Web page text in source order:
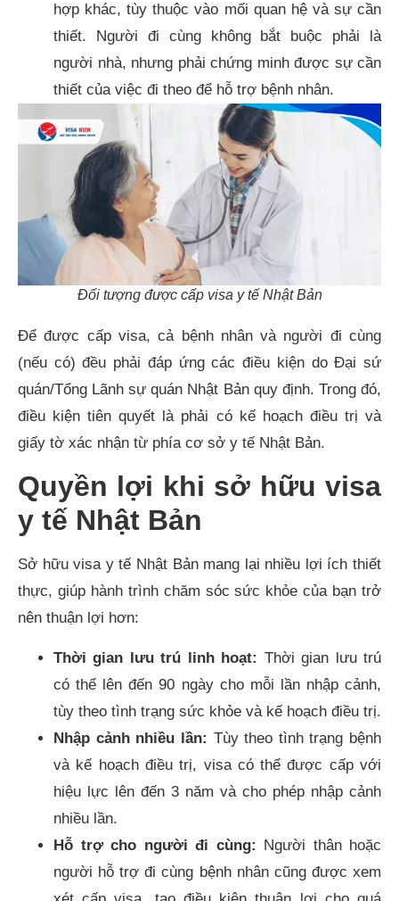
hợp khác, tùy thuộc vào mối quan hệ và sự cần
thiết. Người đi cùng không bắt buộc phải là
người nhà, nhưng phải chứng minh được sự cần
thiết của việc đi theo để hỗ trợ bệnh nhân.
Đối tượng được cấp visa y tế Nhật Bản
Để được cấp visa, cả bệnh nhân và người đi cùng
(nếu có) đều phải đáp ứng các điều kiện do Đại sứ
quán/Tổng Lãnh sự quán Nhật Bản quy định. Trong đó,
điều kiện tiên quyết là phải có kế hoạch điều trị và
giấy tờ xác nhận từ phía cơ sở y tế Nhật Bản.
Quyền lợi khi sở hữu visa
y tế Nhật Bản
Sở hữu visa y tế Nhật Bản mang lại nhiều lợi ích thiết
thực, giúp hành trình chăm sóc sức khỏe của bạn trở
nên thuận lợi hơn:
Thời gian lưu trú linh hoạt: Thời gian lưu trú
có thể lên đến 90 ngày cho mỗi lần nhập cảnh,
tùy theo tình trạng sức khỏe và kế hoạch điều trị.​
Nhập cảnh nhiều lần: Tùy theo tình trạng bệnh
và kế hoạch điều trị, visa có thể được cấp với
hiệu lực lên đến 3 năm và cho phép nhập cảnh
nhiều lần. ​
Hỗ trợ cho người đi cùng: Người thân hoặc
người hỗ trợ đi cùng bệnh nhân cũng được xem